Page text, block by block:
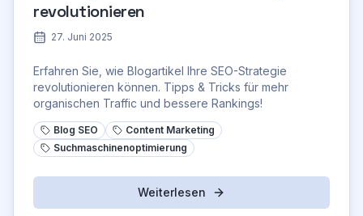
revolutionieren
27. Juni 2025
Erfahren Sie, wie Blogartikel Ihre SEO-Strategie
revolutionieren können. Tipps & Tricks für mehr
organischen Traffic und bessere Rankings!
Blog SEO
Content Marketing
Suchmaschinenoptimierung
Weiterlesen